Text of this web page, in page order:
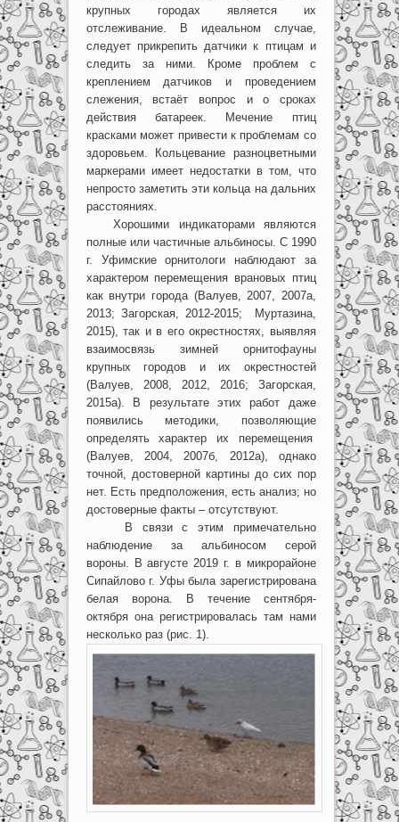
крупных городах является их
отслеживание. В идеальном случае,
следует прикрепить датчики к птицам и
следить за ними. Кроме проблем с
креплением датчиков и проведением
слежения, встаёт вопрос и о сроках
действия батареек. Мечение птиц
красками может привести к проблемам со
здоровьем. Кольцевание разноцветными
маркерами имеет недостатки в том, что
непросто заметить эти кольца на дальних
расстояниях.
Хорошими индикаторами являются
полные или частичные альбиносы. С 1990
г. Уфимские орнитологи наблюдают за
характером перемещения врановых птиц
как внутри города (Валуев, 2007, 2007а,
2013; Загорская, 2012-2015; Муртазина,
2015), так и в его окрестностях, выявляя
взаимосвязь зимней орнитофауны
крупных городов и их окрестностей
(Валуев, 2008, 2012, 2016; Загорская,
2015а). В результате этих работ даже
появились методики, позволяющие
определять характер их перемещения
(Валуев, 2004, 2007б, 2012а), однако
точной, достоверной картины до сих пор
нет. Есть предположения, есть анализ; но
достоверные факты – отсутствуют.
В связи с этим примечательно
наблюдение за альбиносом серой
вороны. В августе 2019 г. в микрорайоне
Сипайлово г. Уфы была зарегистрирована
белая ворона. В течение сентября-
октября она регистрировалась там нами
несколько раз (рис. 1).